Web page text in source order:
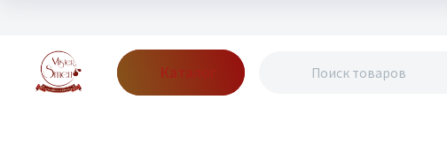
Каталог